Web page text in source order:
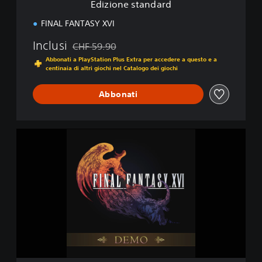
Edizione standard
FINAL FANTASY XVI
Inclusi Scontato dal prezzo originale di CHF 59.90
CHF 59.90
Abbonati a PlayStation Plus Extra per accedere a questo e a
centinaia di altri giochi nel Catalogo dei giochi
Abbonati
Y